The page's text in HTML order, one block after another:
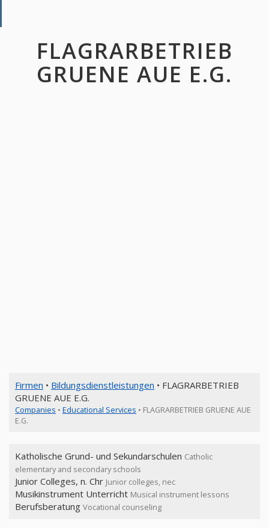
FLAGRARBETRIEB
GRUENE AUE E.G.
Firmen • Bildungsdienstleistungen • FLAGRARBETRIEB
GRUENE AUE E.G.
Companies • Educational Services • FLAGRARBETRIEB GRUENE AUE
E.G.
Katholische Grund- und Sekundarschulen Catholic
elementary and secondary schools
Junior Colleges, n. Chr Junior colleges, nec
Musikinstrument Unterricht Musical instrument lessons
Berufsberatung Vocational counseling